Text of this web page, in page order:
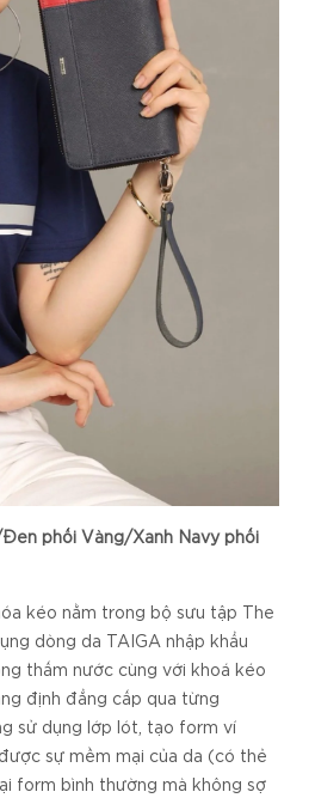
phối Vàng/Xanh Navy phối
kéo nằm trong bộ sưu tập The
dòng da TAIGA nhập khẩu
thấm nước cùng với khoá kéo
định đẳng cấp qua từng
sử dụng lớp lót, tạo form ví
sự mềm mại của da (có thẻ
form bình thường mà không sợ